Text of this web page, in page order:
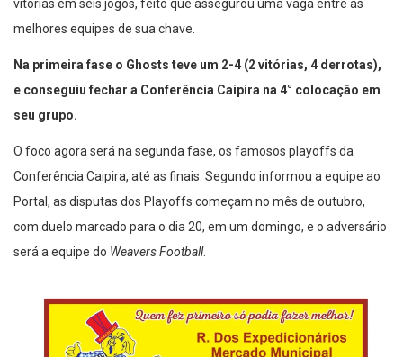
vitórias em seis jogos, feito que assegurou uma vaga entre as
melhores equipes de sua chave.
Na primeira fase o Ghosts teve um 2-4 (2 vitórias, 4 derrotas),
e conseguiu fechar a Conferência Caipira na 4° colocação em
seu grupo.
O foco agora será na segunda fase, os famosos playoffs da
Conferência Caipira, até as finais. Segundo informou a equipe ao
Portal, as disputas dos Playoffs começam no mês de outubro,
com duelo marcado para o dia 20, em um domingo, e o adversário
será a equipe do Weavers Football.